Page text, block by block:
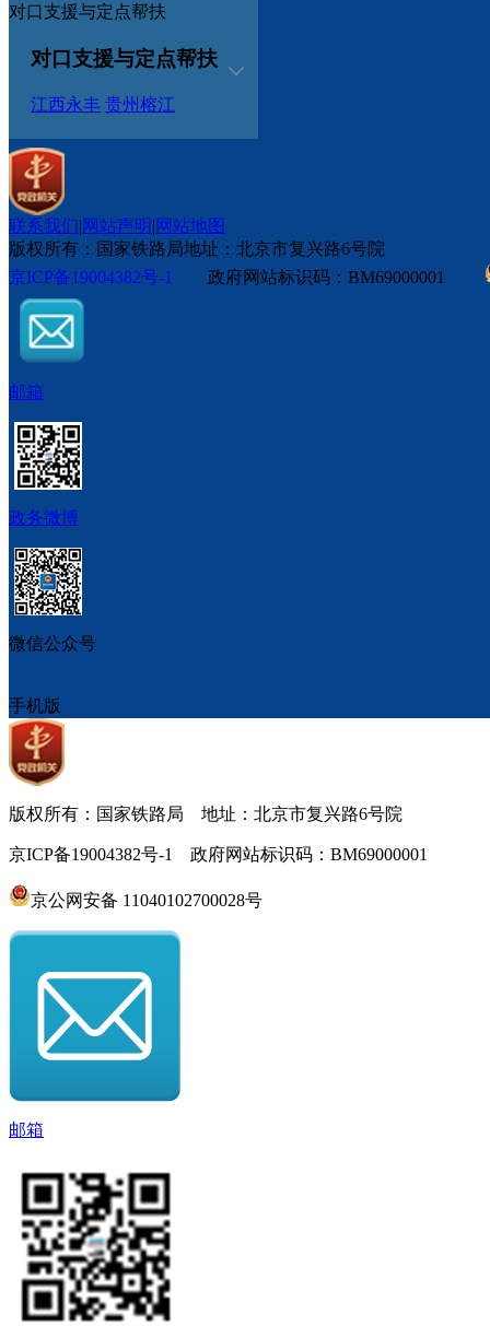
对口支援与定点帮扶
对口支援与定点帮扶
江西永丰 贵州榕江
联系我们|网站声明|网站地图
版权所有：国家铁路局地址：北京市复兴路6号院
京ICP备19004382号-1
政府网站标识码：BM69000001
邮箱
政务微博
微信公众号
手机版
版权所有：国家铁路局 地址：北京市复兴路6号院
京ICP备19004382号-1 政府网站标识码：BM69000001
京公网安备 11040102700028号
邮箱